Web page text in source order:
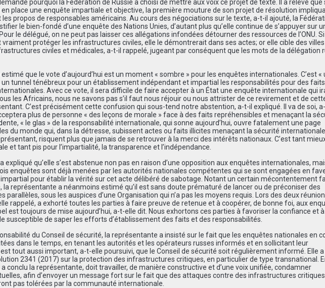
pourquoi la Fédération de Russie a choisi de mettre aux voix ce projet de texte. Il a relevé que
place une enquête impartiale et objective, la première mouture de son projet de résolution
propos de responsables américains. Au cours des négociations sur le texte, a-t-il ajouté, la
le bien-fondé d’une enquête des Nations Unies, d’autant plus qu’elle continue de s’appuyer sur
le délégué, on ne peut pas laisser ces allégations infondées détourner des ressources de l’ONU. Si
vraiment protéger les infrastructures civiles, elle le démontrerait dans ses actes; or elle cible des villes
civiles et médicales, a-t-il rappel é, jugeant par conséquent que les mots de la dé égation
estimé que le vote d’aujourd’hui est un moment « sombre » pour les enquêtes internationales. C’est «
tunnel ténébreux pour un établissement indépendant et impartial les responsabilités pour des faits
Avec ce vote, il sera difficile de faire accepter à un État une enquête internationale qui
les Africains, nous ne savons pas s’il faut nous réjouir ou nous attrister de ce revirement et de
C’est précisément cette confusion qui sous-tend notre abstention, a-t-il expliqué. Il va de soi,
plus de personne « des leçons de morale » face à des faits repréhensibles et menaçant la
« le glas » de la responsabilité internationale, qui sonne aujourd’hui, ouvre fatalement une page
du monde qui, dans la détresse, subissent actes ou faits illicites menaçant la sécurité internationale.
risquent plus que jamais de se retrouver à la merci des intérêts nationaux. C’est tant
et tant pis pour l’impartialité, la transparence et l’indépendance.
a expliqué qu’elle s’est abstenue non pas en raison d’une opposition aux enquêtes internationales,
enquêtes sont déjà menées par les autorités nationales compétentes qui se sont engagées en
pour établir la vérité sur cet acte délibéré de sabotage. Notant un certain mécontentement
la représentante a néanmoins estimé qu’il est sans doute prématuré de lancer ou de préconiser des
sous les auspices d’une Organisation qui n’a pas les moyens requis. Lors des deux
rappelé, a exhorté toutes les parties à faire preuve de retenue et à coopérer, de bonne foi, aux
est toujours de mise aujourd’hui, a-t-elle dit. Nous exhortons ces parties à favoriser la confiance et à
susceptible de saper les efforts d’établissement des faits et des responsabilités.
du Conseil de sécurité, la représentante a insisté sur le fait que les enquêtes nationales en
dans le temps, en tenant les autorités et les opérateurs russes informés et en sollicitant leur
tout aussi important, a-t-elle poursuivi, que le Conseil de sécurité soit régulièrement informé. Elle a
2341 (2017) sur la protection des infrastructures critiques, en particulier de type transnational.
conclu la représentante, doit travailler, de manière constructive et d’une voix unifiée, condamner
afin d’envoyer un message fort sur le fait que des attaques contre des infrastructures critiques
pas tolérées par la communauté internationale.